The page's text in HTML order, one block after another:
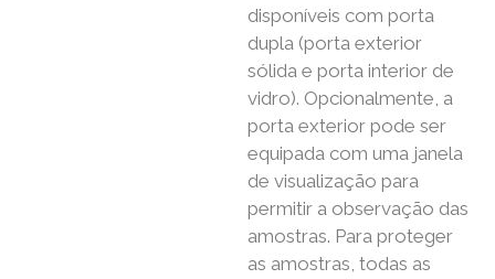
disponíveis com porta
dupla (porta exterior
sólida e porta interior de
vidro). Opcionalmente, a
porta exterior pode ser
equipada com uma janela
de visualização para
permitir a observação das
amostras. Para proteger
as amostras, todas as